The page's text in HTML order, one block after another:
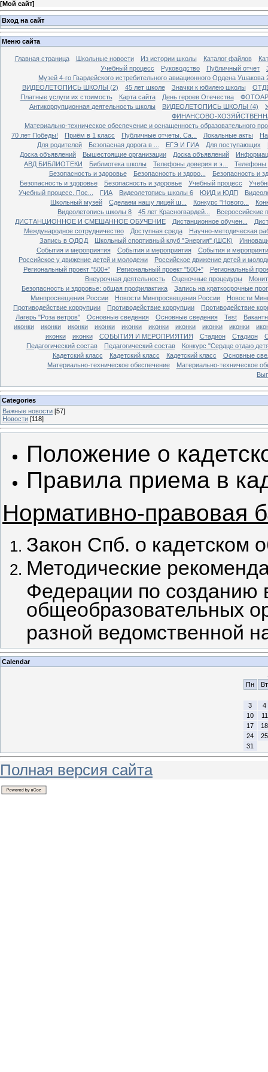
[Мой сайт]
Вход на сайт
Меню сайта
Главная страница Школьные новости Из истории школы Каталог файлов
Учебный процесс
Руководство Публичный отчет
Музей 4-го Гвардейского истребительного авиационного Ордена
ВИДЕОЛЕТОПИСЬ ШКОЛЫ (2)
45 лет школе Значки к юбилею школы
Платные услуги их стоимость
Карта сайта День героев Отечества
Антикоррупционная деятельность школы
ВИДЕОЛЕТОПИСЬ ШКОЛЫ (4)
ФИНАНСОВО-
Материально-техническое обеспечение и оснащенность образовательного
70 лет Победы!
Приём в 1 класс Публичные отчеты. Са... Локальные акты
Для родителей
Безопасная дорога в ... ЕГЭ И ГИА Для поступающих
Доска объявлений
Вышестоящие организации Доска объявлений
АВД БИБЛИОТЕКИ
Библиотека школы Телефоны доверия и э...
Телефоны
Безопасность и здоровье
Безопасность и здоро...
Безопасность и
Безопасность и здоровье
Безопасность и здоровье Учебный процесс
Учебный процесс. Пос...
ГИА Видеолетопись школы 6 ЮИД и ЮДП
Школьный музей
Сделаем нашу лицей ш... Конкурс "Нового...
Видеолетопись школы 8
45 лет Красногвардей...
Всероссийские
ДИСТАНЦИОННОЕ И СМЕШАННОЕ ОБУЧЕНИЕ
Дистанционное обучен...
Международное сотрудничество
Доступная среда
Научно-методическая
Запись в ОДОД
Школьный спортивный клуб "Энергия" (ШСК)
События и мероприятия
События и мероприятия
События и
Российское у движение детей и молодежи
Российское движение детей и
Региональный проект "500+"
Региональный проект "500+"
Региональный
Внеурочная деятельность
Оценочные процедуры
Безопасность и здоровье: общая профилактика
Запись на краткосрочные
Минпросвещения России
Новости Минпросвещения России
Новости
Противодействие коррупции
Противодействие коррупции
Противодействие
Лагерь "Роза ветров"
Основные сведения Основные сведения Test
иконки
иконки иконки иконки иконки иконки иконки иконки иконки
иконки
иконки СОБЫТИЯ И МЕРОПРИЯТИЯ Стадион Стадион
Педагогический состав
Педагогический состав
Конкурс "Сердце отдаю
Кадетский класс
Кадетский класс Кадетский класс
Основные
Материально-техническое обеспечение
Материально-техническое
Categories
Важные новости [57]
Новости [118]
Положение о
Правила приема в
Нормативно-правовая
Закон Спб. о кадетском
Методические
Федерации по созданию
общеобразовательных
разной ведомственной
Calendar
Пн
Вт
3
4
10
11
17
18
24
25
31
Полная версия сайта